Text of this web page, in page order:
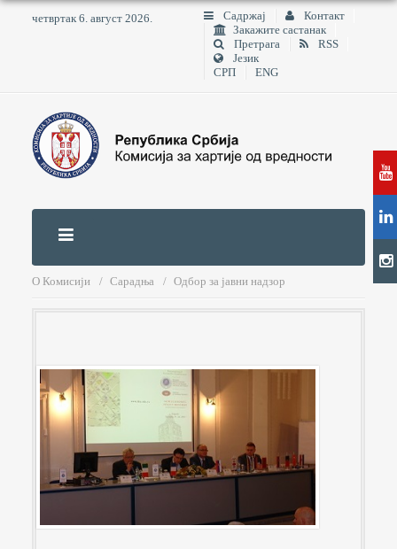
четвртак 6. август 2026. Садржај
Контакт
Закажите састанак
Претрага
RSS
Језик
СРП
ENG
О Комисији Сарадња Одбор за јавни надзор